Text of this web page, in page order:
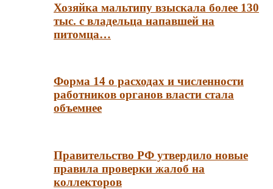
Хозяйка мальтипу взыскала более 130
тыс. с владельца напавшей на
питомца…
Форма 14 о расходах и численности
работников органов власти стала
объемнее
Правительство РФ утвердило новые
правила проверки жалоб на
коллекторов